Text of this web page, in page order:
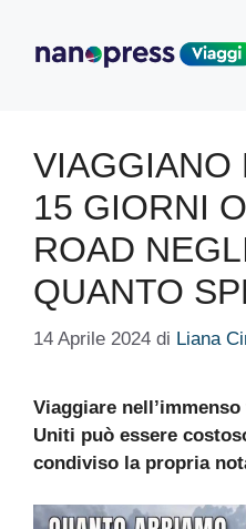
contenuto
VIAGGIANO
15 GIORNI
ROAD
QUANTO
14 Aprile 2024 di Liana
Viaggiare
Uniti può essere
condiviso la propria